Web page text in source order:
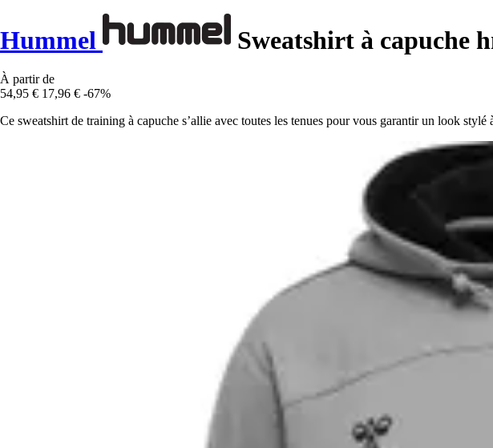
Hummel Sweatshirt à capuche
À partir de
54,95 € 17,96 € -67%
Ce sweatshirt de training à capuche s’allie avec toutes les tenues pour vous garantir un look